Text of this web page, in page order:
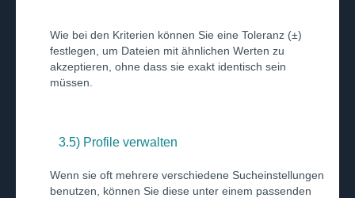
Wie bei den Kriterien können Sie eine Toleranz (±)
festlegen, um Dateien mit ähnlichen Werten zu
akzeptieren, ohne dass sie exakt identisch sein
müssen.
3.5) Profile verwalten
Wenn sie oft mehrere verschiedene Sucheinstellungen
benutzen, können Sie diese unter einem passenden